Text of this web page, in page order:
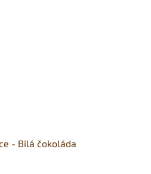
- Bílá čokoláda